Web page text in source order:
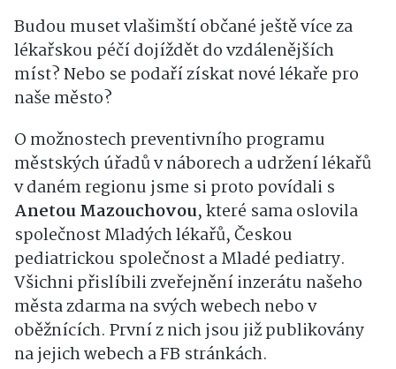
Budou muset vlašimští občané ještě více za
lékařskou péčí dojíždět do vzdálenějších
míst? Nebo se podaří získat nové lékaře pro
naše město?
O možnostech preventivního programu
městských úřadů v náborech a udržení lékařů
v daném regionu jsme si proto povídali s
Anetou Mazouchovou, které sama oslovila
společnost Mladých lékařů, Českou
pediatrickou společnost a Mladé pediatry.
Všichni přislíbili zveřejnění inzerátu našeho
města zdarma na svých webech nebo v
oběžnících. První z nich jsou již publikovány
na jejich webech a FB stránkách.